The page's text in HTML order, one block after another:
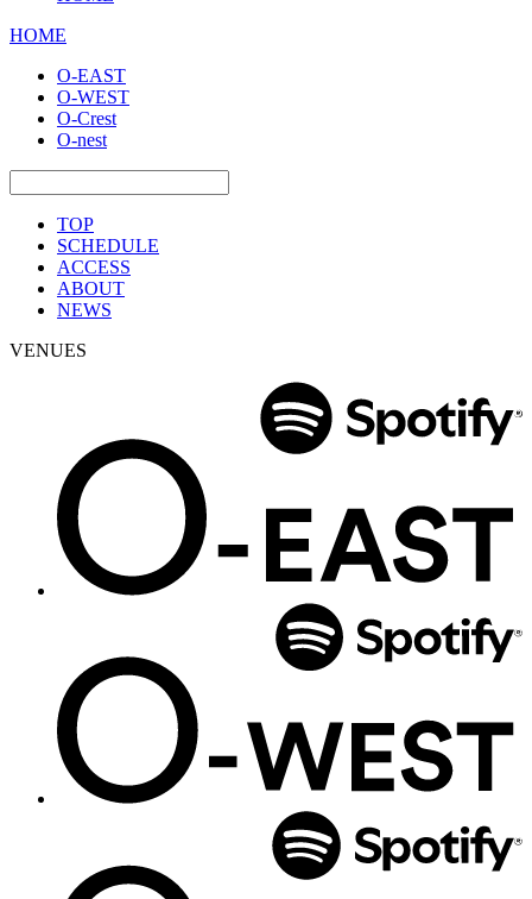
HOME
O-EAST
O-WEST
O-Crest
O-nest
TOP
SCHEDULE
ACCESS
ABOUT
NEWS
VENUES